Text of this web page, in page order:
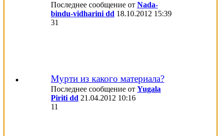
Последнее сообщение от Nada-
bindu-vidharini dd 18.10.2012 15:39
31
Мурти из какого материала?
Последнее сообщение от Yugala
Piriti dd 21.04.2012 10:16
11